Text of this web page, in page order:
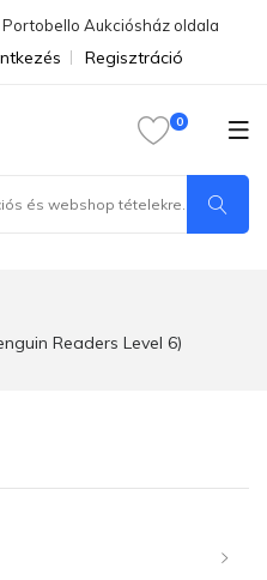
Aukciósház oldala
Regisztráció
Readers Level 6)